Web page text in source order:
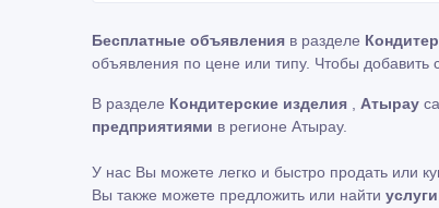
Бесплатные объявления в разделе
объявления по цене или типу. Чтобы добавить
В разделе Кондитерские изделия , Атырау
предприятиями в регионе Атырау.
У нас Вы можете легко и быстро продать или
Вы также можете предложить или найти услуги